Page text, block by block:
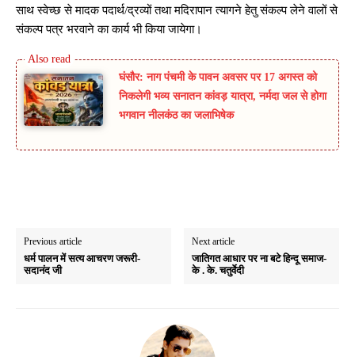
साथ स्वेच्छ से मादक पदार्थ/द्रव्यों तथा मदिरापान त्यागने हेतु संकल्प लेने वालों से
संकल्प पत्र भरवाने का कार्य भी किया जायेगा।
घंसौर: नाग पंचमी के पावन अवसर पर 17 अगस्त को
निकलेगी भव्य सनातन कांवड़ यात्रा, नर्मदा जल से होगा
भगवान नीलकंठ का जलाभिषेक
Previous article
धर्म पालन में सत्य आचरण जरूरी-
सदानंद जी
Next article
जातिगत आधार पर ना बटे हिन्दू समाज-
के . के. चतुर्वेदी